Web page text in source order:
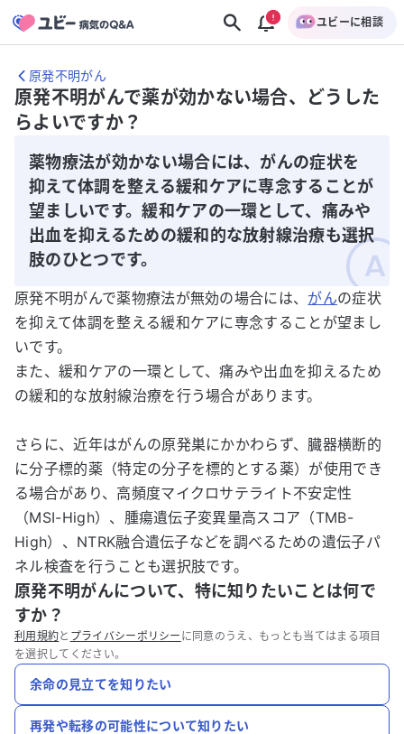
ユビーに相談
原発不明がん
原発不明がんで薬が効かない場合、どうした
らよいですか？
薬物療法が効かない場合には、がんの症状を
抑えて体調を整える緩和ケアに専念することが
望ましいです。緩和ケアの一環として、痛みや
出血を抑えるための緩和的な放射線治療も選択
肢のひとつです。
原発不明がんで薬物療法が無効の場合には、 がんの症状
を抑えて体調を整える緩和ケアに専念することが望まし
いです。
また、緩和ケアの一環として、痛みや出血を抑えるため
の緩和的な放射線治療を行う場合があります。
さらに、近年はがんの原発巣にかかわらず、臓器横断的
に分子標的薬（特定の分子を標的とする薬）が使用でき
る場合があり、高頻度マイクロサテライト不安定性
（MSI-High）、腫瘍遺伝子変異量高スコア（TMB-
High）、NTRK融合遺伝子などを調べるための遺伝子パ
ネル検査を行うことも選択肢です。
原発不明がんについて、特に知りたいことは何で
すか？
利用規約と プライバシーポリシー に同意のうえ、もっとも当てはまる項目
を選択してください。
余命の見立てを知りたい
再発や転移の可能性について知りたい